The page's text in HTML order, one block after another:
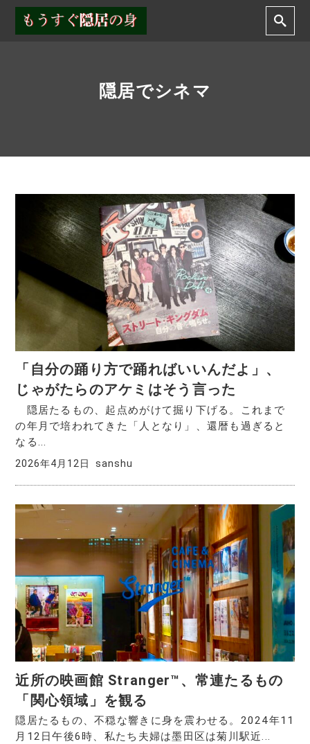
隠居でシネマ
「自分の踊り方で踊ればいいんだよ」、
じゃがたらのアケミはそう言った
隠居たるもの、起点めがけて掘り下げる。これまで
の年月で培われてきた「人となり」、還暦も過ぎると
なる...
2026年4月12日 sanshu
近所の映画館 Stranger™️、常連たるもの
「関心領域」を観る
隠居たるもの、不穏な響きに身を震わせる。2024年11
月12日午後6時、私たち夫婦は墨田区は菊川駅近...